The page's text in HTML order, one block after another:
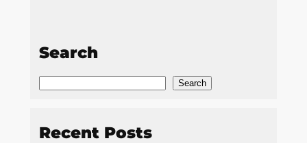
Search
S
a
Search
Recent Posts